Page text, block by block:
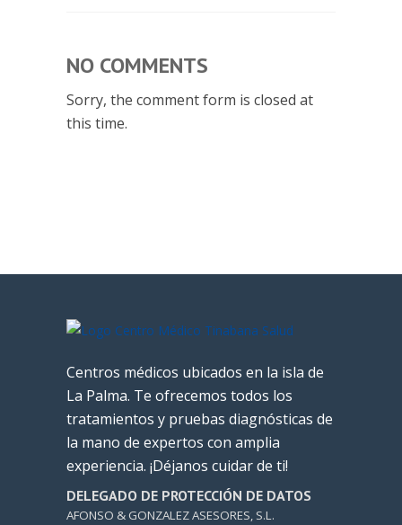
NO COMMENTS
Sorry, the comment form is closed at
this time.
Centros médicos ubicados en la isla de
La Palma. Te ofrecemos todos los
tratamientos y pruebas diagnósticas de
la mano de expertos con amplia
experiencia. ¡Déjanos cuidar de ti!
DELEGADO DE PROTECCIÓN DE DATOS
AFONSO & GONZALEZ ASESORES, S.L.